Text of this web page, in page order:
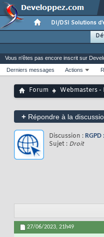
DI/DSI Solutions
Vous n'êtes pas encore inscrit sur
Derniers messages
Actions
Forum Webmasters -
+ Répondre à la
Discussion :
Sujet : Droit
27/06/2023, 21h49